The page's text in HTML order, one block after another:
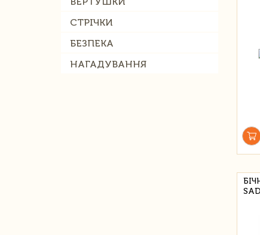
СТРІЧКИ
БЕЗПЕКА
НАГАДУВАННЯ